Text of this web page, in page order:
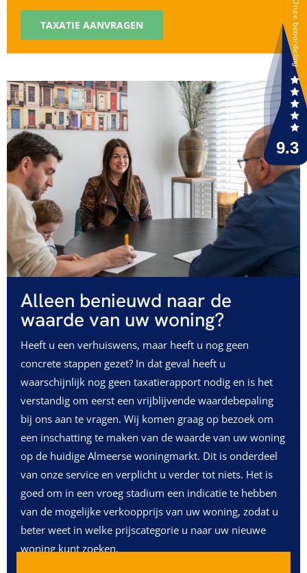
TAXATIE AANVRAGEN
Alleen benieuwd naar de
waarde van uw woning?
Heeft u een verhuiswens, maar heeft u nog geen
concrete stappen gezet? In dat geval heeft u
waarschijnlijk nog geen taxatierapport nodig en is het
verstandig om eerst een vrijblijvende waardebepaling
bij ons aan te vragen. Wij komen graag op bezoek om
een inschatting te maken van de waarde van uw woning
op de huidige Almeerse woningmarkt. Dit is onderdeel
van onze service en verplicht u verder tot niets. Het is
goed om in een vroeg stadium een indicatie te hebben
van de mogelijke verkoopprijs van uw woning, zodat u
beter weet in welke prijscategorie u naar uw nieuwe
woning kunt zoeken.